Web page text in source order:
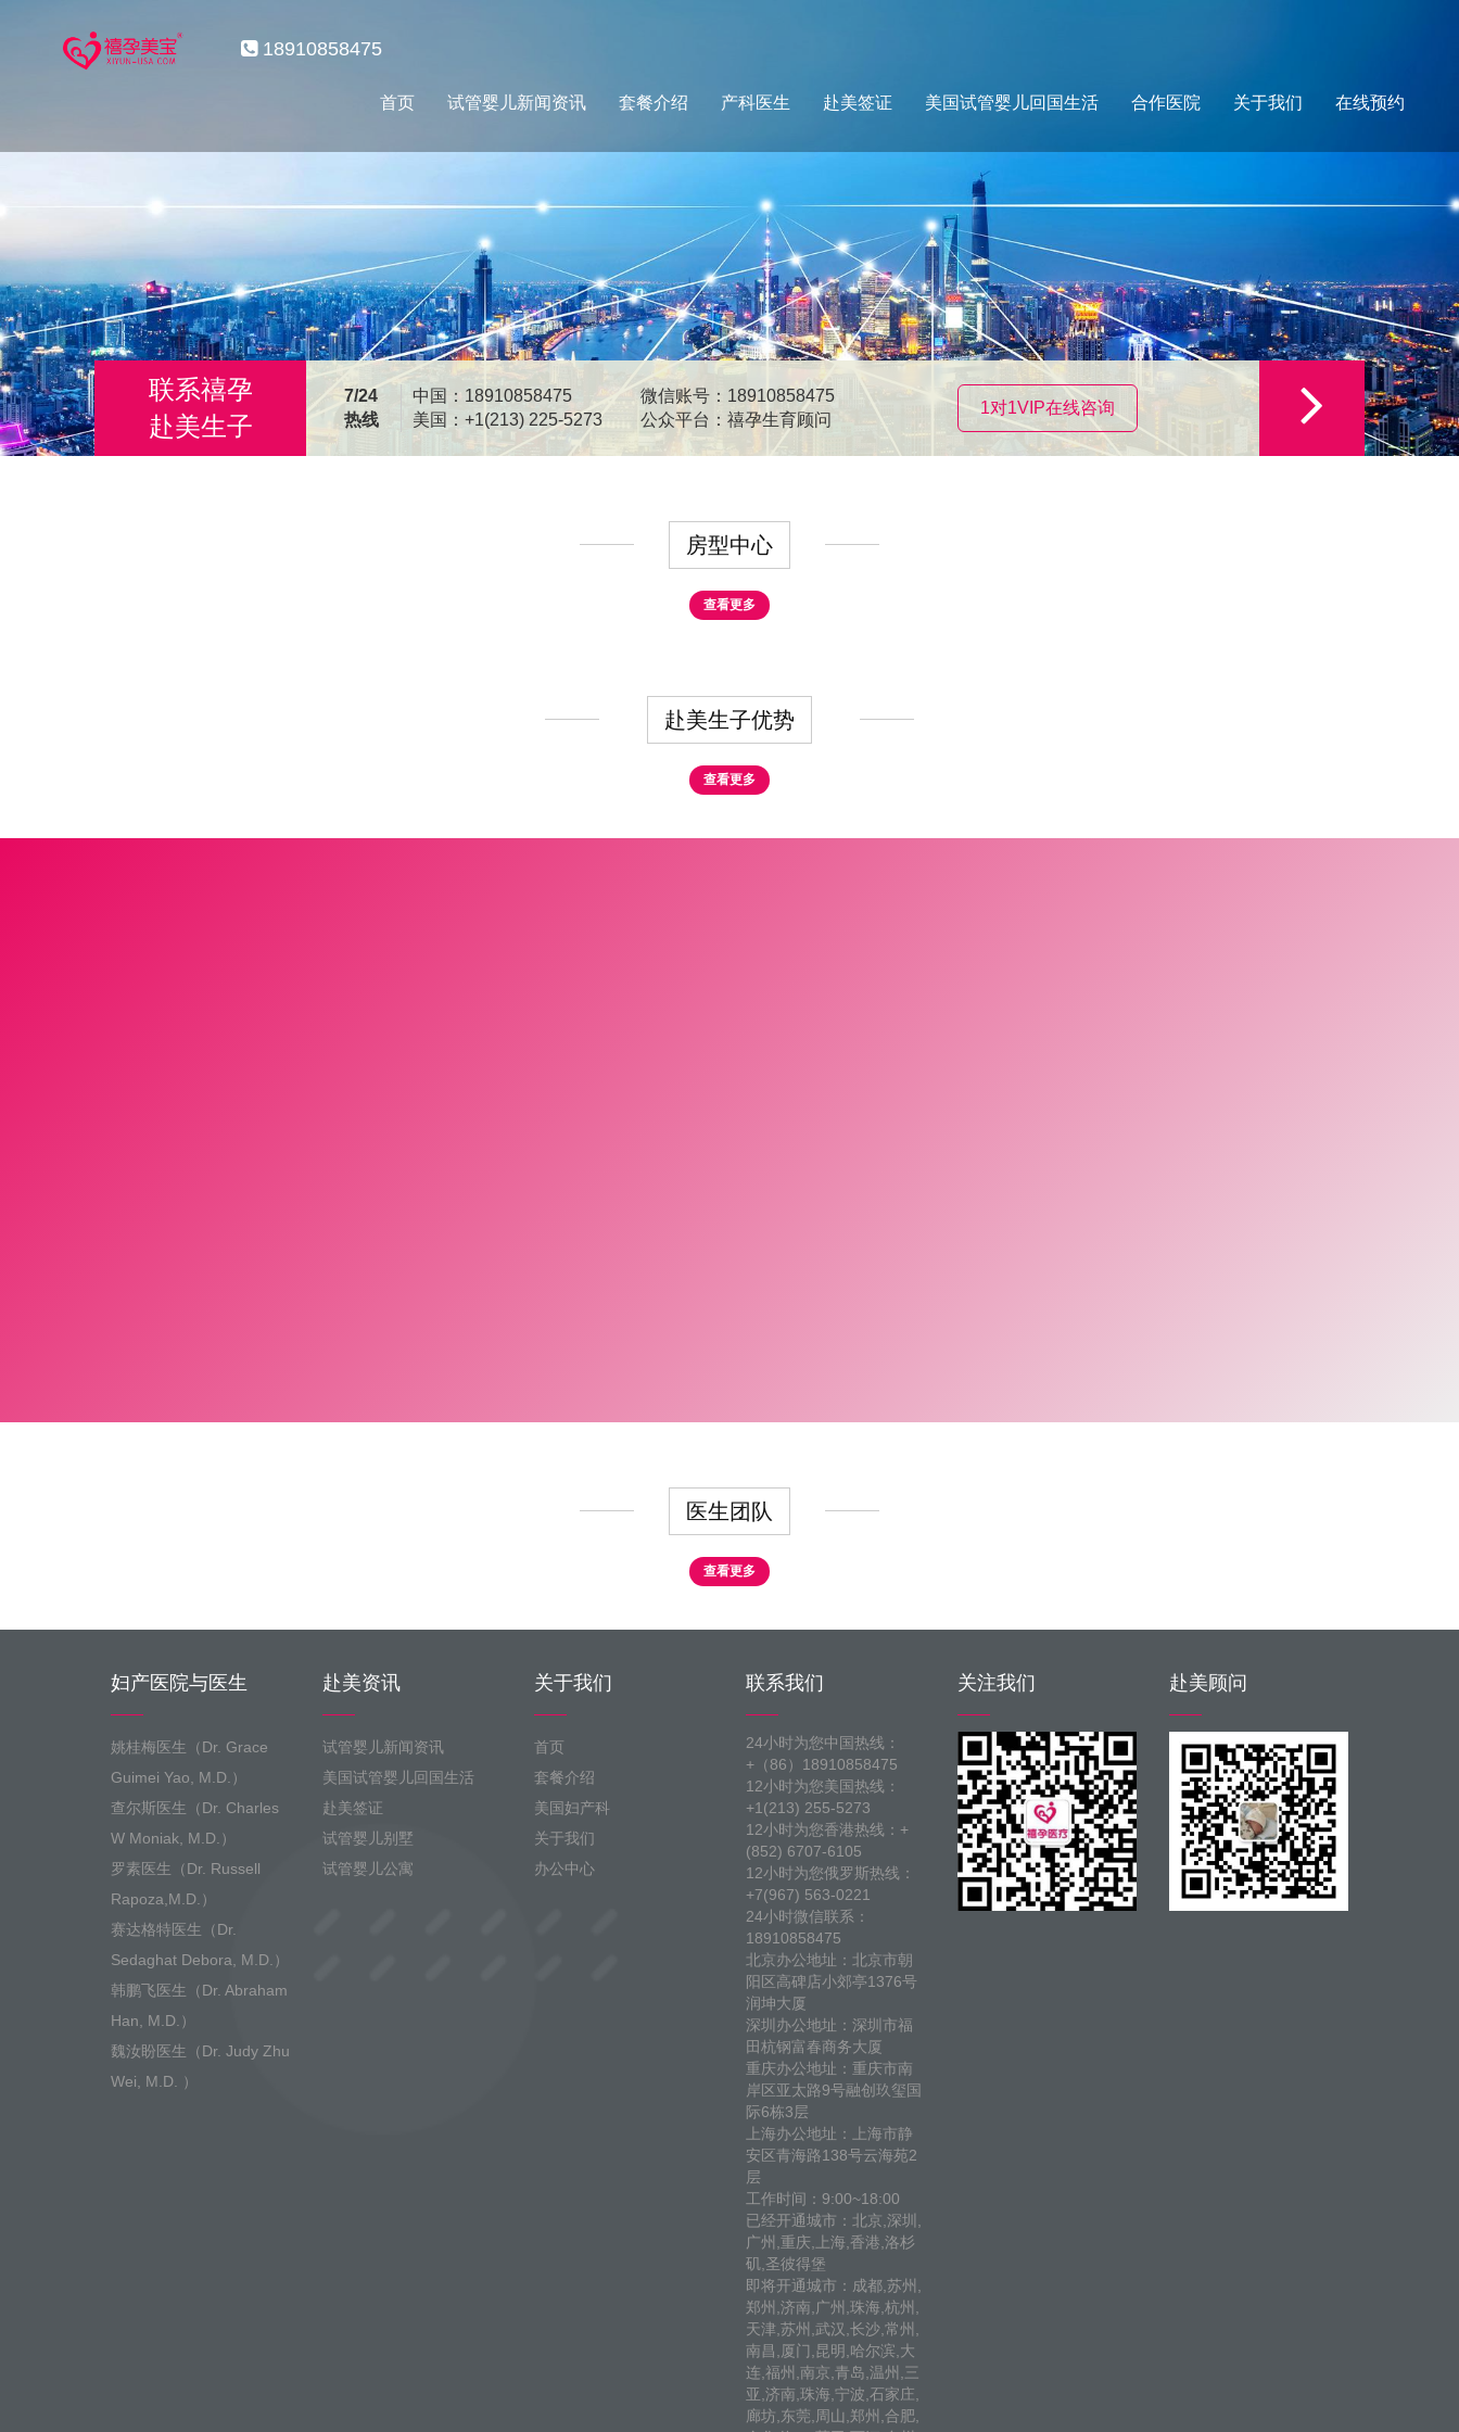
18910858475
首页 试管婴儿新闻资讯 套餐介绍 产科医生 赴美签证 美国试管婴儿回国生活 合作医院 关于我们 在线预约
联系禧孕
赴美生子
7/24
热线
中国：18910858475
美国：+1(213) 225-5273
微信账号：18910858475
公众平台：禧孕生育顾问
1对1VIP在线咨询
房型中心
查看更多
赴美生子优势
查看更多
医生团队
查看更多
妇产医院与医生
姚桂梅医生（Dr. Grace
Guimei Yao, M.D.）
查尔斯医生（Dr. Charles
W Moniak, M.D.）
罗素医生（Dr. Russell
Rapoza,M.D.）
赛达格特医生（Dr.
Sedaghat Debora, M.D.）
韩鹏飞医生（Dr. Abraham
Han, M.D.）
魏汝盼医生（Dr. Judy Zhu
Wei, M.D. ）
赴美资讯
试管婴儿新闻资讯
美国试管婴儿回国生活
赴美签证
试管婴儿别墅
试管婴儿公寓
关于我们
首页
套餐介绍
美国妇产科
关于我们
办公中心
联系我们
24小时为您中国热线：
+（86）18910858475
12小时为您美国热线：
+1(213) 255-5273
12小时为您香港热线：+
(852) 6707-6105
12小时为您俄罗斯热线：
+7(967) 563-0221
24小时微信联系：
18910858475
北京办公地址：北京市朝
阳区高碑店小郊亭1376号
润坤大厦
深圳办公地址：深圳市福
田杭钢富春商务大厦
重庆办公地址：重庆市南
岸区亚太路9号融创玖玺国
际6栋3层
上海办公地址：上海市静
安区青海路138号云海苑2
层
工作时间：9:00~18:00
已经开通城市：北京,深圳,
广州,重庆,上海,香港,洛杉
矶,圣彼得堡
即将开通城市：成都,苏州,
郑州,济南,广州,珠海,杭州,
天津,苏州,武汉,长沙,常州,
南昌,厦门,昆明,哈尔滨,大
连,福州,南京,青岛,温州,三
亚,济南,珠海,宁波,石家庄,
廊坊,东莞,周山,郑州,合肥,
关注我们 赴美顾问